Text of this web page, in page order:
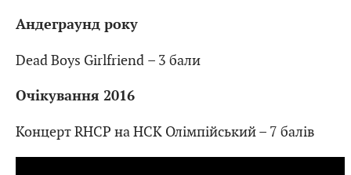
Андеграунд року
Dead Boys Girlfriend – 3 бали
Очікування 2016
Концерт RHCP на НСК Олімпійський – 7 балів